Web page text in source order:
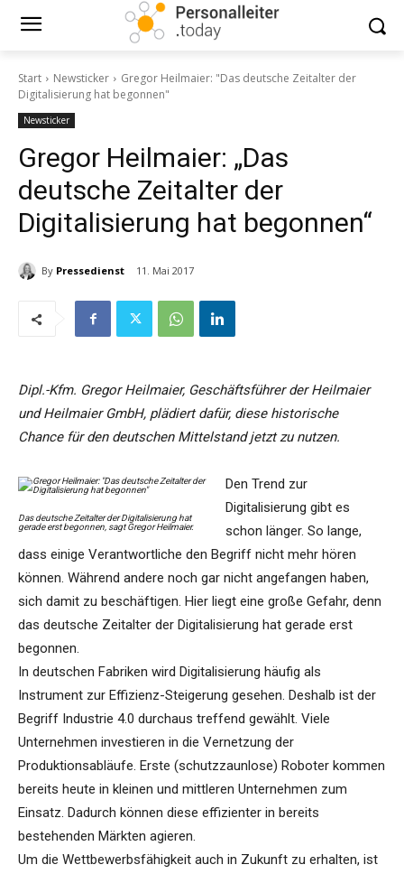
Start Newsticker
Gregor Heilmaier: "Das deutsche Zeitalter der
Digitalisierung hat begonnen"
Newsticker
Gregor Heilmaier: „Das
deutsche Zeitalter der
Digitalisierung hat begonnen“
By Pressedienst 11. Mai 2017
Dipl.-Kfm. Gregor Heilmaier, Geschäftsführer der Heilmaier
und Heilmaier GmbH, plädiert dafür, diese historische
Chance für den deutschen Mittelstand jetzt zu nutzen.
Das deutsche Zeitalter der Digitalisierung hat
gerade erst begonnen, sagt Gregor Heilmaier.
Den Trend zur
Digitalisierung gibt es
schon länger. So lange,
dass einige Verantwortliche den Begriff nicht mehr hören
können. Während andere noch gar nicht angefangen haben,
sich damit zu beschäftigen. Hier liegt eine große Gefahr, denn
das deutsche Zeitalter der Digitalisierung hat gerade erst
begonnen.
In deutschen Fabriken wird Digitalisierung häufig als
Instrument zur Effizienz-Steigerung gesehen. Deshalb ist der
Begriff Industrie 4.0 durchaus treffend gewählt. Viele
Unternehmen investieren in die Vernetzung der
Produktionsabläufe. Erste (schutzzaunlose) Roboter kommen
bereits heute in kleinen und mittleren Unternehmen zum
Einsatz. Dadurch können diese effizienter in bereits
bestehenden Märkten agieren.
Um die Wettbewerbsfähigkeit auch in Zukunft zu erhalten, ist